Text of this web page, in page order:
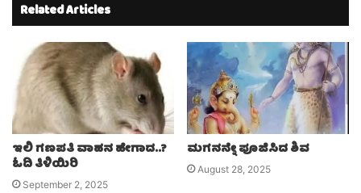
Related Articles
ಇಲಿ ಗಣಪತಿ ವಾಹನ‌ ಹೇಗಾದ..?
ಓದಿ ತಿಳಿಯಿರಿ
September 2, 2025
ಮಗನನ್ನೇ ಪೂಜಿಸಿದ ಶಿವ
August 28, 2025